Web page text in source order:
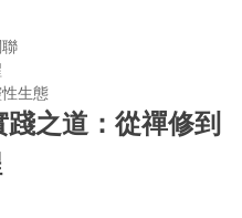
生態
之道：從禪修到